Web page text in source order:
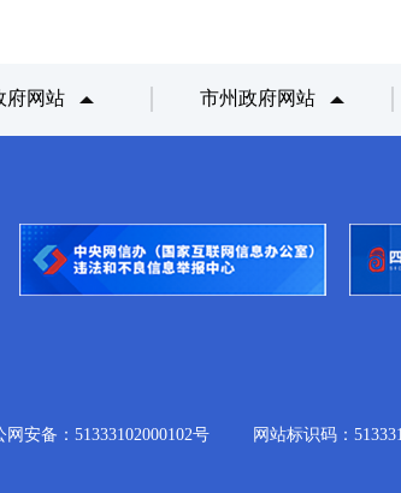
府网站 市州政府网站
网安备：51333102000102号 网站标识码：